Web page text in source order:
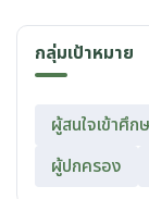
กลุ่มเป้าหมาย
ผู้สนใจเข้าศึก
ผู้ปกครอง